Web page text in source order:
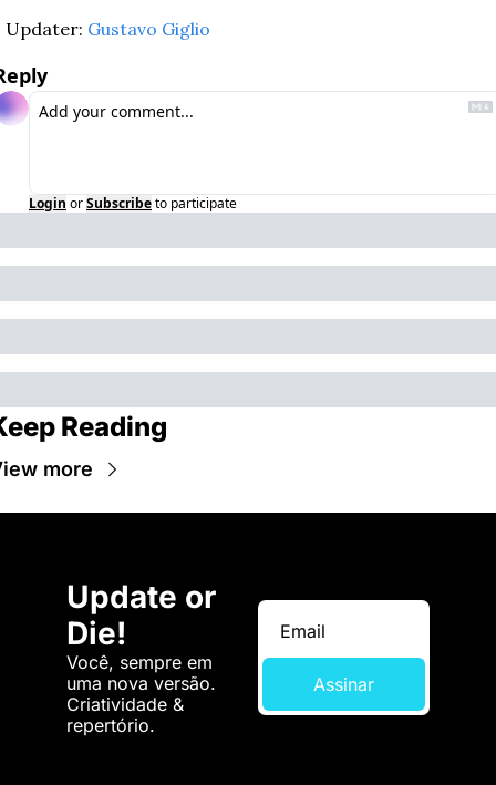
Updater: Gustavo Giglio
Login orSubscribeto participate
Reading
more
Update or
Die!
Você, sempre em
uma nova versão.
Criatividade &
repertório.
Assinar